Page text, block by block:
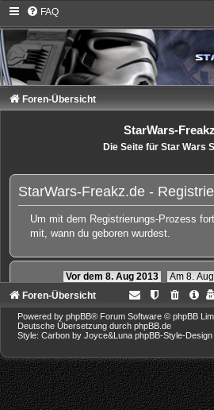
FAQ
Foren-Übersicht
StarWars-
Die Seite für Star Wars
StarWars-Freakz.de -
Um mit dem Registrierungs-Prozess
mit, wann du geboren wurdest.
Vor dem 8. Aug 2013
Am 8.
Foren-Übersicht
Powered by phpBB® Forum Software © phpBB
Deutsche Übersetzung durch phpBB.de
Style: Carbon by Joyce&Luna phpBB-Style-Design